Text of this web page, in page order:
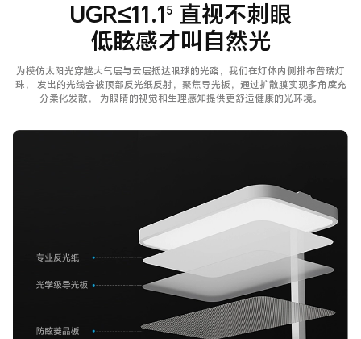
UGR≤11.15 直视不刺眼
低眩感才叫自然光
为模仿太阳光穿越大气层与云层抵达眼球的光路，我们在灯体内侧排布普瑞灯
珠，
发出的光线会被顶部反光纸反射，聚焦导光板，通过扩散膜实现多角度充
分柔化发散，
为眼睛的视觉和生理感知提供更舒适健康的光环境。